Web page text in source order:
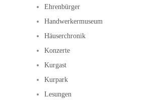
Ehrenbürger
Handwerkermuseum
Häuserchronik
Konzerte
Kurgast
Kurpark
Lesungen